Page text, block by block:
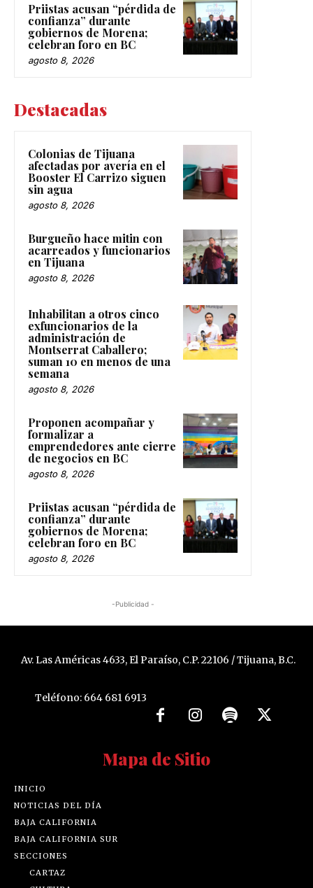
Priistas acusan “pérdida de
confianza” durante
gobiernos de Morena;
celebran foro en BC
agosto 8, 2026
Destacadas
Colonias de Tijuana
afectadas por avería en el
Booster El Carrizo siguen
sin agua
agosto 8, 2026
Burgueño hace mitin con
acarreados y funcionarios
en Tijuana
agosto 8, 2026
Inhabilitan a otros cinco
exfuncionarios de la
administración de
Montserrat Caballero;
suman 10 en menos de una
semana
agosto 8, 2026
Proponen acompañar y
formalizar a
emprendedores ante cierre
de negocios en BC
agosto 8, 2026
Priistas acusan “pérdida de
confianza” durante
gobiernos de Morena;
celebran foro en BC
agosto 8, 2026
-Publicidad -
Av. Las Américas 4633, El Paraíso, C.P. 22106 / Tijuana, B.C.
Teléfono: 664 681 6913
Mapa de Sitio
INICIO
NOTICIAS DEL DÍA
BAJA CALIFORNIA
BAJA CALIFORNIA SUR
SECCIONES
CARTAZ